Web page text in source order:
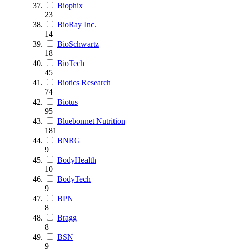
Biophix
23
BioRay Inc.
14
BioSchwartz
18
BioTech
45
Biotics Research
74
Biotus
95
Bluebonnet Nutrition
181
BNRG
9
BodyHealth
10
BodyTech
9
BPN
8
Bragg
8
BSN
9